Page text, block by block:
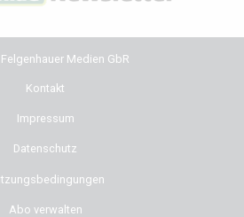
Medien GbR
Kontakt
Impressum
Datenschutz
Abo verwalten